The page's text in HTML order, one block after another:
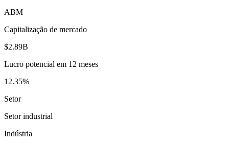
ABM
Capitalização de mercado
$2.89B
Lucro potencial em 12 meses
12.35%
Setor
Setor industrial
Indústria